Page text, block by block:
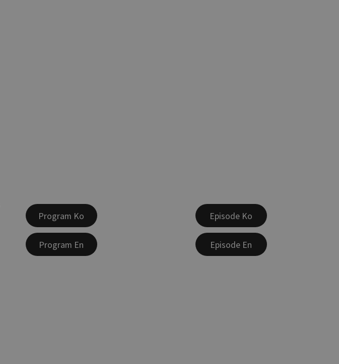
Program Ko
Program En
Episode Ko
Episode En